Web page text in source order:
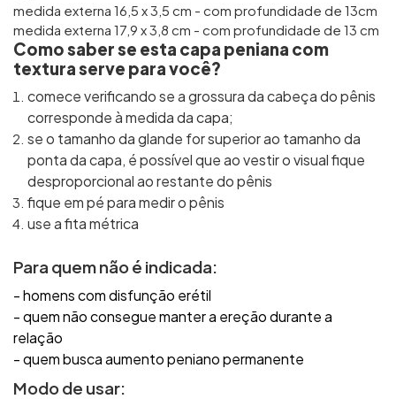
medida externa 16,5 x 3,5 cm - com profundidade de 13cm
medida externa 17,9 x 3,8 cm - com profundidade de 13 cm
Como saber se esta capa peniana com
textura serve para você?
comece verificando se a grossura da cabeça do pênis
corresponde à medida da capa;
se o tamanho da glande for superior ao tamanho da
ponta da capa, é possível que ao vestir o visual fique
desproporcional ao restante do pênis
fique em pé para medir o pênis
use a fita métrica
Para quem não é indicada:
- homens com disfunção erétil
- quem não consegue manter a ereção durante a
relação
- quem busca aumento peniano permanente
Modo de usar: